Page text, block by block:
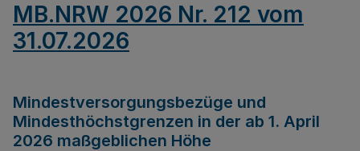
MB.NRW 2026 Nr. 212 vom
31.07.2026
Mindestversorgungsbezüge und
Mindesthöchstgrenzen in der ab 1. April
2026 maßgeblichen Höhe